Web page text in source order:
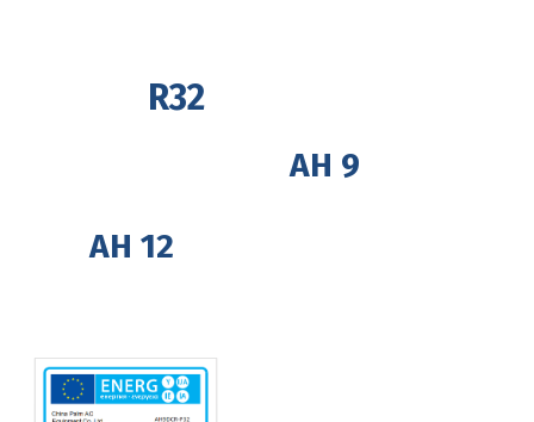
R32
AH 9
AH 12